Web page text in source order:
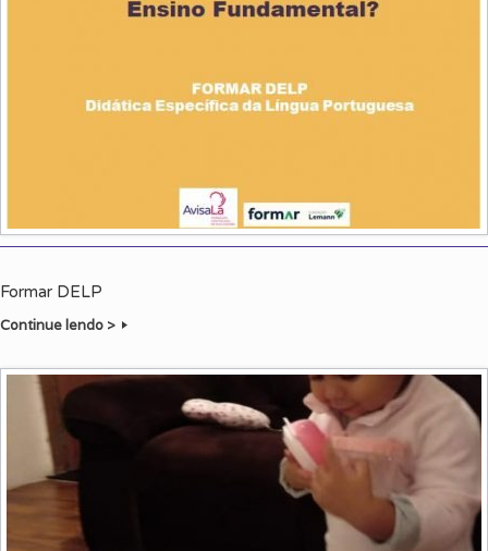
Formar DELP
Continue lendo >